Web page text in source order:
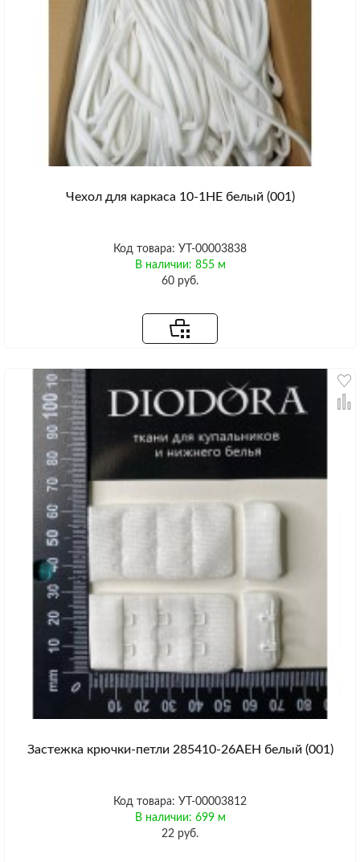
Чехол для каркаса 10-1HE белый (001)
Код товара: УТ-00003838
В наличии: 855 м
60 руб.
Застежка крючки-петли 285410-26AEH белый (001)
Код товара: УТ-00003812
В наличии: 699 м
22 руб.